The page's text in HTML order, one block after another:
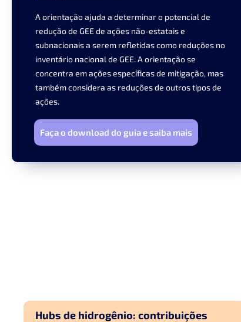
A orientação ajuda a determinar o potencial de
redução de GEE de ações não-estatais e
subnacionais a serem refletidas como reduções no
inventário nacional de GEE. A orientação se
concentra em ações específicas de mitigação, mas
também considera as reduções de outros tipos de
ações.
Faça o download do guia e saiba mais
Hubs de hidrogênio: contribuições